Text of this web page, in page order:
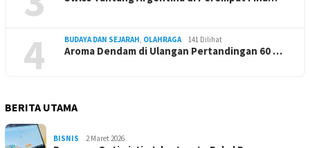
4 BUDAYA DAN SEJARAH, OLAHRAGA 141 Dilihat
Aroma Dendam di Ulangan Pertandingan 60 …
BERITA UTAMA
BISNIS 2 Maret 2026